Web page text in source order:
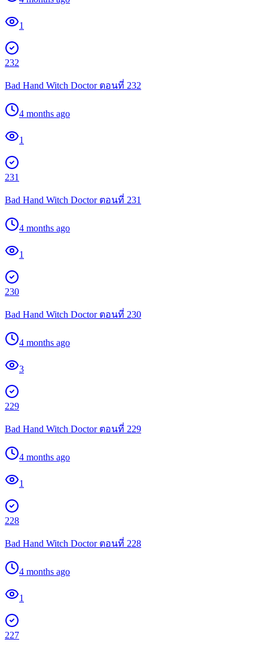
1
232
Bad Hand Witch Doctor ตอนที่ 232
4 months ago
1
231
Bad Hand Witch Doctor ตอนที่ 231
4 months ago
1
230
Bad Hand Witch Doctor ตอนที่ 230
4 months ago
3
229
Bad Hand Witch Doctor ตอนที่ 229
4 months ago
1
228
Bad Hand Witch Doctor ตอนที่ 228
4 months ago
1
227